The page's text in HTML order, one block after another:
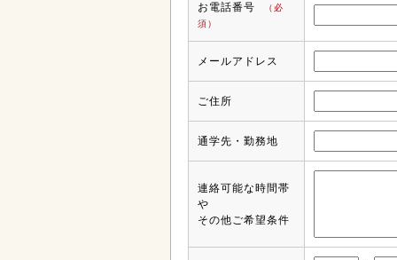
お電話番号
（必
須）
メールアドレス
ご住所
通学先・勤務地
連絡可能な時間帯
や
その他ご希望条件